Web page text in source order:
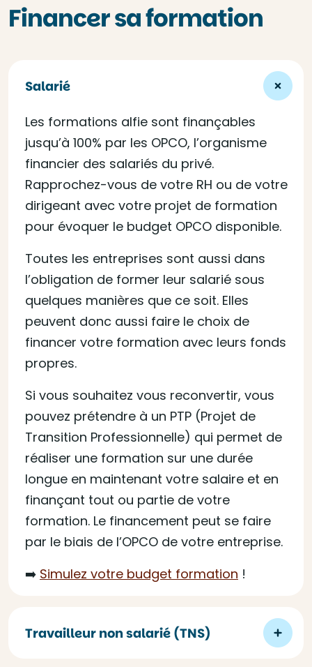
Financer sa formation
Salarié
Les formations alfie sont finançables
jusqu’à 100% par les OPCO, l’organisme
financier des salariés du privé.
Rapprochez-vous de votre RH ou de votre
dirigeant avec votre projet de formation
pour évoquer le budget OPCO disponible.
Toutes les entreprises sont aussi dans
l’obligation de former leur salarié sous
quelques manières que ce soit. Elles
peuvent donc aussi faire le choix de
financer votre formation avec leurs fonds
propres.
Si vous souhaitez vous reconvertir, vous
pouvez prétendre à un PTP (Projet de
Transition Professionnelle) qui permet de
réaliser une formation sur une durée
longue en maintenant votre salaire et en
finançant tout ou partie de votre
formation. Le financement peut se faire
par le biais de l’OPCO de votre entreprise.
➡️ Simulez votre budget formation !
Travailleur non salarié (TNS)